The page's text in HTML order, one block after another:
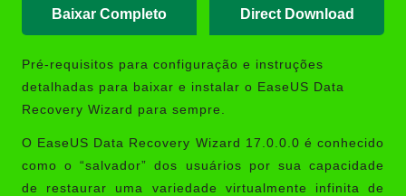
Baixar Completo Direct Download
Pré-requisitos para configuração e instruções
detalhadas para baixar e instalar o EaseUS Data
Recovery Wizard para sempre.
O EaseUS Data Recovery Wizard 17.0.0.0 é conhecido
como o “salvador” dos usuários por sua capacidade
de restaurar uma variedade virtualmente infinita de